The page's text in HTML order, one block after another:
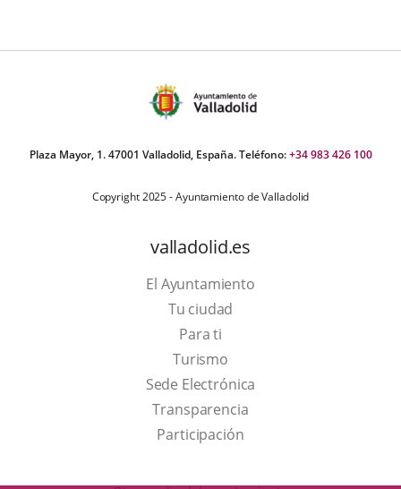
Plaza Mayor, 1. 47001 Valladolid, España. Teléfono:+34 983 426 100
Copyright 2025 - Ayuntamiento de Valladolid
valladolid.es
El Ayuntamiento
Tu ciudad
Para ti
TurismoThis
link
will
open
a
Sede Electrónica
Transparencia
Participación